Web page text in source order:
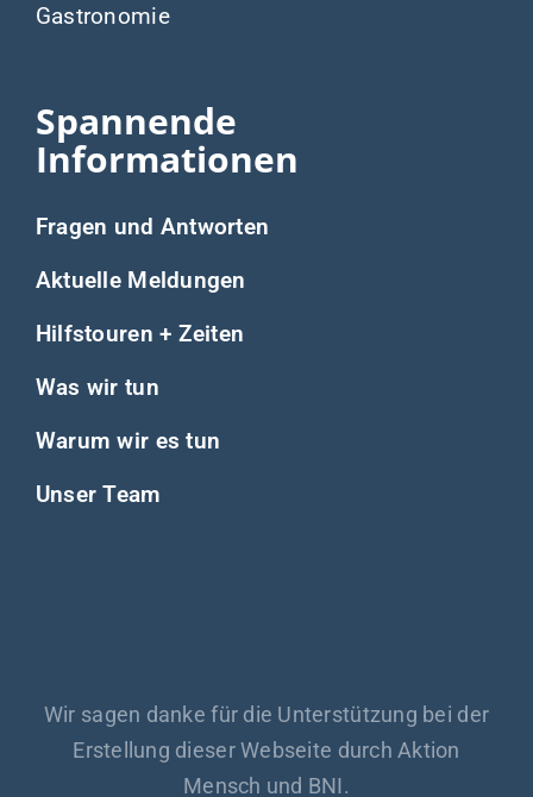
Gastronomie
Spannende
Informationen
Fragen und Antworten
Aktuelle Meldungen
Hilfstouren + Zeiten
Was wir tun
Warum wir es tun
Unser Team
Wir sagen danke für die Unterstützung bei der
Erstellung dieser Webseite durch Aktion
Mensch und BNI.